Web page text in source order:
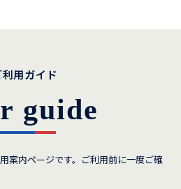
利用ガイド
guide
案内ページです。ご利用前に一度ご確